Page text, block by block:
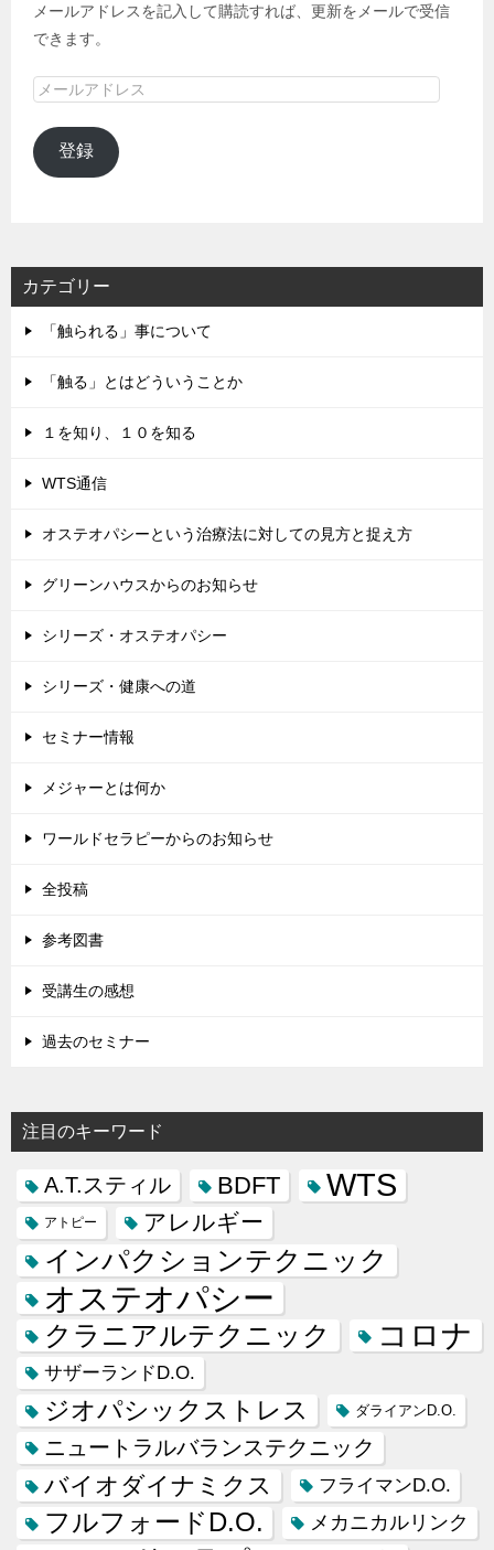
メールアドレスを記入して購読すれば、更新をメールで受信
できます。
メ
ル
ア
登録
カテゴリー
「触られる」事について
「触る」とはどういうことか
１を知り、１０を知る
WTS通信
オステオパシーという治療法に対しての見方と捉え方
グリーンハウスからのお知らせ
シリーズ・オステオパシー
シリーズ・健康への道
セミナー情報
メジャーとは何か
ワールドセラピーからのお知らせ
全投稿
参考図書
受講生の感想
過去のセミナー
注目のキーワード
A.T.スティル BDFT WTS
アトピー アレルギー
インパクションテクニック
オステオパシー
クラニアルテクニック コロナ
サザーランドD.O.
ジオパシックストレス ダライアンD.O.
ニュートラルバランステクニック
バイオダイナミクス フライマンD.O.
フルフォードD.O. メカニカルリンク